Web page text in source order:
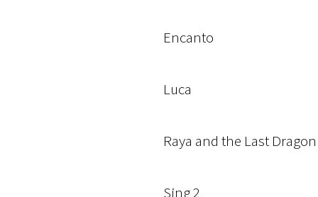
Encanto
Luca
Raya and the Last Dragon
Sing 2